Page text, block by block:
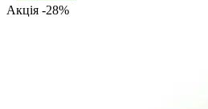
Акція -28%